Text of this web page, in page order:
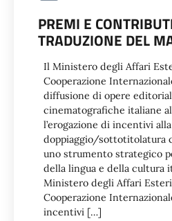
PREMI E
TRADUZIONE DEL
Il Ministero degli Affari
Cooperazione
diffusione di opere
cinematografiche italiane
l’erogazione di incentivi
doppiaggio/sottotitolatura
uno strumento strategico
della lingua e della cultura
Ministero degli Affari
Cooperazione
incentivi […]